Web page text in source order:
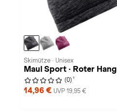
Skimütze · Unisex
Maul Sport · Roter Hang
(0) 1
14,96 € UVP 19,95 €